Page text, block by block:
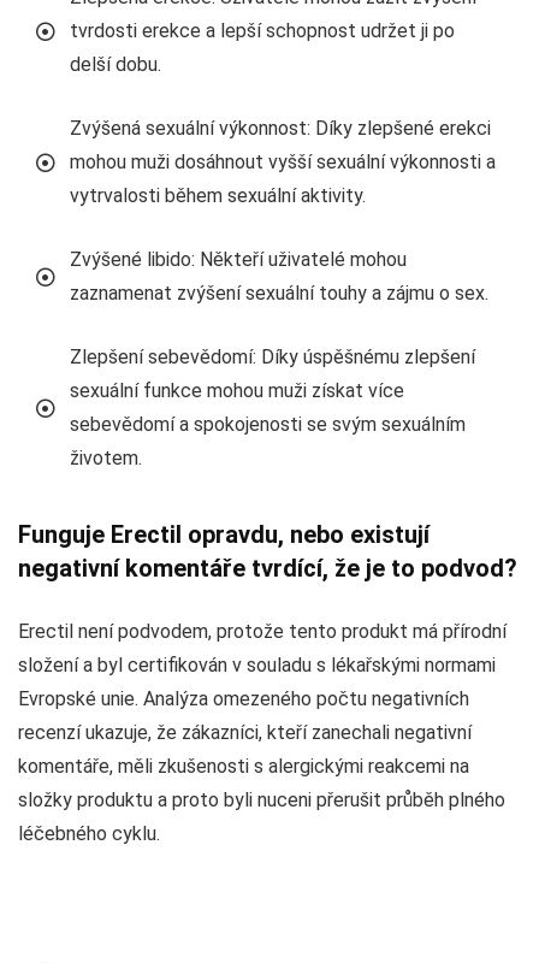
tvrdosti erekce a lepší schopnost udržet ji po
delší dobu.
Zvýšená sexuální výkonnost: Díky zlepšené erekci
mohou muži dosáhnout vyšší sexuální výkonnosti a
vytrvalosti během sexuální aktivity.
Zvýšené libido: Někteří uživatelé mohou
zaznamenat zvýšení sexuální touhy a zájmu o sex.
Zlepšení sebevědomí: Díky úspěšnému zlepšení
sexuální funkce mohou muži získat více
sebevědomí a spokojenosti se svým sexuálním
životem.
Funguje Erectil opravdu, nebo existují
negativní komentáře tvrdící, že je to podvod?
Erectil není podvodem, protože tento produkt má přírodní
složení a byl certifikován v souladu s lékařskými normami
Evropské unie. Analýza omezeného počtu negativních
recenzí ukazuje, že zákazníci, kteří zanechali negativní
komentáře, měli zkušenosti s alergickými reakcemi na
složky produktu a proto byli nuceni přerušit průběh plného
léčebného cyklu.